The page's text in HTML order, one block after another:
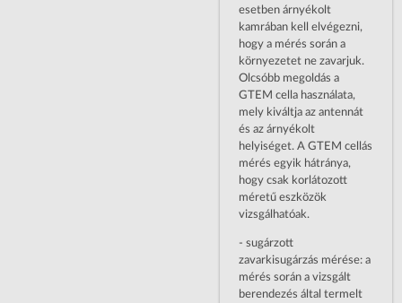
esetben árnyékolt
kamrában kell elvégezni,
hogy a mérés során a
környezetet ne zavarjuk.
Olcsóbb megoldás a
GTEM cella használata,
mely kiváltja az antennát
és az árnyékolt
helyiséget. A GTEM cellás
mérés egyik hátránya,
hogy csak korlátozott
méretű eszközök
vizsgálhatóak.
- sugárzott
zavarkisugárzás mérése: a
mérés során a vizsgált
berendezés által termelt